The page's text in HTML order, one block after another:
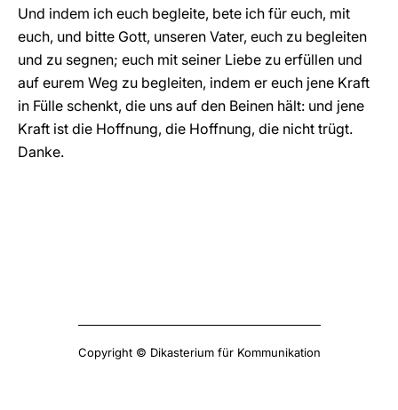
Und indem ich euch begleite, bete ich für euch, mit
euch, und bitte Gott, unseren Vater, euch zu begleiten
und zu segnen; euch mit seiner Liebe zu erfüllen und
auf eurem Weg zu begleiten, indem er euch jene Kraft
in Fülle schenkt, die uns auf den Beinen hält: und jene
Kraft ist die Hoffnung, die Hoffnung, die nicht trügt.
Danke.
Copyright © Dikasterium für Kommunikation